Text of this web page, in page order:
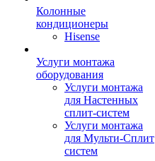
Колонные
кондиционеры
Hisense
Услуги монтажа
оборудования
Услуги монтажа
для Настенных
сплит-систем
Услуги монтажа
для Мульти-Сплит
систем